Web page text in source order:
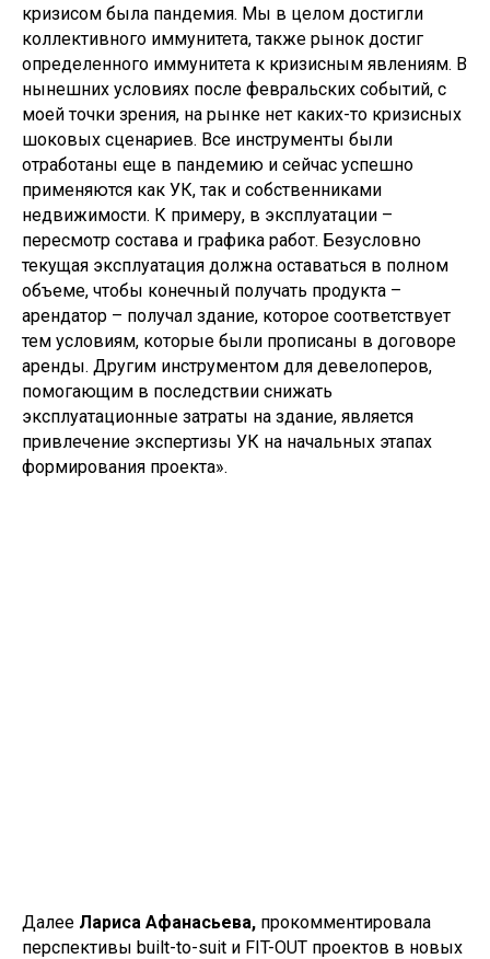
кризисом была пандемия. Мы в целом достигли
коллективного иммунитета, также рынок достиг
определенного иммунитета к кризисным явлениям. В
нынешних условиях после февральских событий, с
моей точки зрения, на рынке нет каких-то кризисных
шоковых сценариев. Все инструменты были
отработаны еще в пандемию и сейчас успешно
применяются как УК, так и собственниками
недвижимости. К примеру, в эксплуатации –
пересмотр состава и графика работ. Безусловно
текущая эксплуатация должна оставаться в полном
объеме, чтобы конечный получать продукта –
арендатор – получал здание, которое соответствует
тем условиям, которые были прописаны в договоре
аренды. Другим инструментом для девелоперов,
помогающим в последствии снижать
эксплуатационные затраты на здание, является
привлечение экспертизы УК на начальных этапах
формирования проекта».
Далее Лариса Афанасьева, прокомментировала
перспективы built-to-suit и FIT-OUT проектов в новых